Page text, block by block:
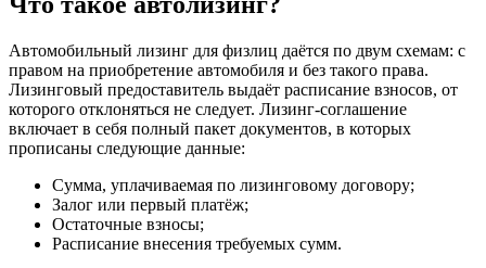
Автомобильный лизинг для физлиц даётся по двум схемам: с
правом на приобретение автомобиля и без такого права.
Лизинговый предоставитель выдаёт расписание взносов, от
которого отклоняться не следует. Лизинг-соглашение
включает в себя полный пакет документов, в которых
прописаны следующие данные:
Сумма, уплачиваемая по лизинговому договору;
Залог или первый платёж;
Остаточные взносы;
Расписание внесения требуемых сумм.